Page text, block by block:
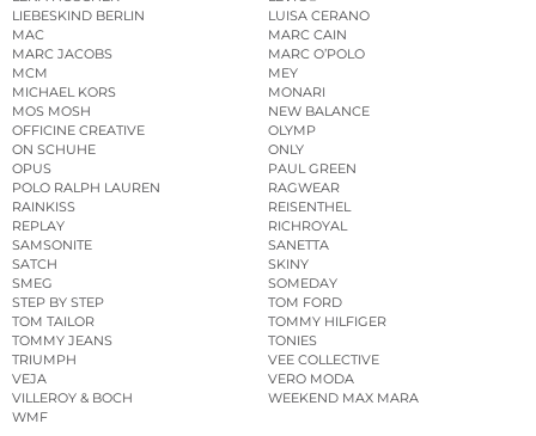
LIEBESKIND BERLIN
LUISA CERANO
MAC
MARC CAIN
MARC JACOBS
MARC O’POLO
MCM
MEY
MICHAEL KORS
MONARI
MOS MOSH
NEW BALANCE
OFFICINE CREATIVE
OLYMP
ON SCHUHE
ONLY
OPUS
PAUL GREEN
POLO RALPH LAUREN
RAGWEAR
RAINKISS
REISENTHEL
REPLAY
RICHROYAL
SAMSONITE
SANETTA
SATCH
SKINY
SMEG
SOMEDAY
STEP BY STEP
TOM FORD
TOM TAILOR
TOMMY HILFIGER
TOMMY JEANS
TONIES
TRIUMPH
VEE COLLECTIVE
VEJA
VERO MODA
VILLEROY & BOCH
WEEKEND MAX MARA
WMF